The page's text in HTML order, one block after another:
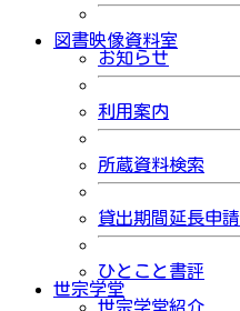
図書映像資料室
お知らせ
利用案内
所蔵資料検索
貸出期間延長申請
ひとこと書評
世宗学堂
世宗学堂紹介